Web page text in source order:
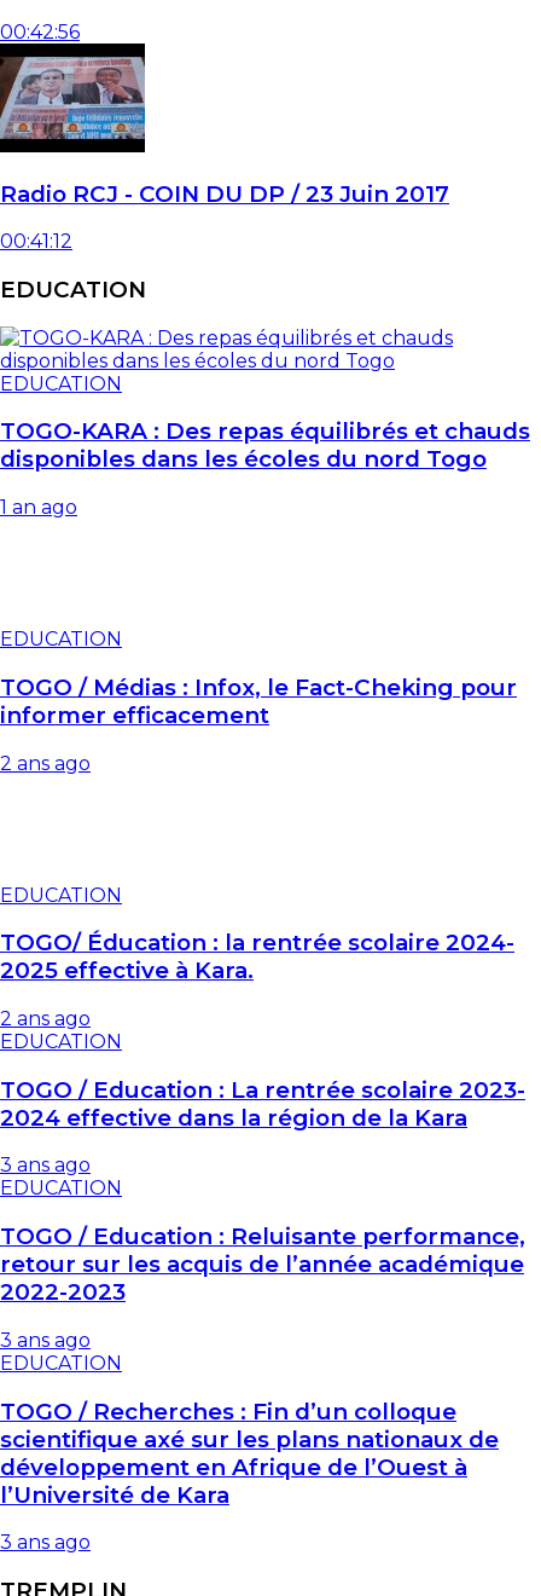
00:42:56
Radio RCJ - COIN DU DP / 23 Juin 2017
00:41:12
EDUCATION
EDUCATION
TOGO-KARA : Des repas équilibrés et chauds
disponibles dans les écoles du nord Togo
1 an ago
EDUCATION
TOGO / Médias : Infox, le Fact-Cheking pour
informer efficacement
2 ans ago
EDUCATION
TOGO/ Éducation : la rentrée scolaire 2024-
2025 effective à Kara.
2 ans ago
EDUCATION
TOGO / Education : La rentrée scolaire 2023-
2024 effective dans la région de la Kara
3 ans ago
EDUCATION
TOGO / Education : Reluisante performance,
retour sur les acquis de l’année académique
2022-2023
3 ans ago
EDUCATION
TOGO / Recherches : Fin d’un colloque
scientifique axé sur les plans nationaux de
développement en Afrique de l’Ouest à
l’Université de Kara
3 ans ago